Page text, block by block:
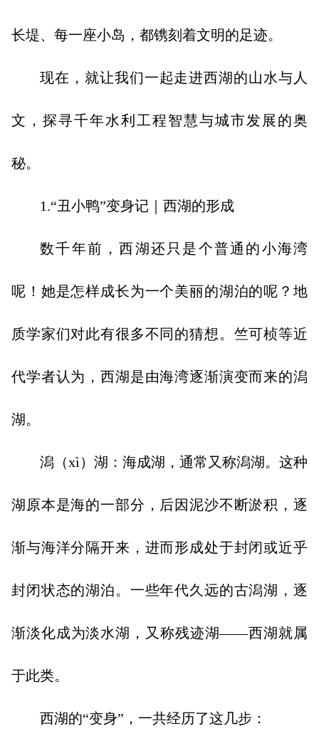
长堤、每一座小岛，都镌刻着文明的足迹。
现在，就让我们一起走进西湖的山水与人
文，探寻千年水利工程智慧与城市发展的奥
秘。
1.“丑小鸭”变身记｜西湖的形成
数千年前，西湖还只是个普通的小海湾
呢！她是怎样成长为一个美丽的湖泊的呢？地
质学家们对此有很多不同的猜想。竺可桢等近
代学者认为，西湖是由海湾逐渐演变而来的潟
湖。
潟（xì）湖：海成湖，通常又称潟湖。这种
湖原本是海的一部分，后因泥沙不断淤积，逐
渐与海洋分隔开来，进而形成处于封闭或近乎
封闭状态的湖泊。一些年代久远的古潟湖，逐
渐淡化成为淡水湖，又称残迹湖——西湖就属
于此类。
西湖的“变身”，一共经历了这几步：